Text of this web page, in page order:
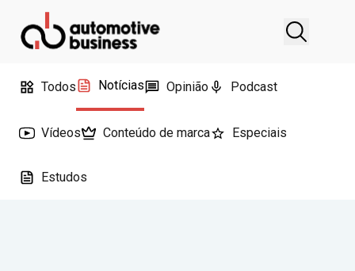
Todos Notícias Opinião Podcast
Vídeos Conteúdo de marca Especiais
Estudos